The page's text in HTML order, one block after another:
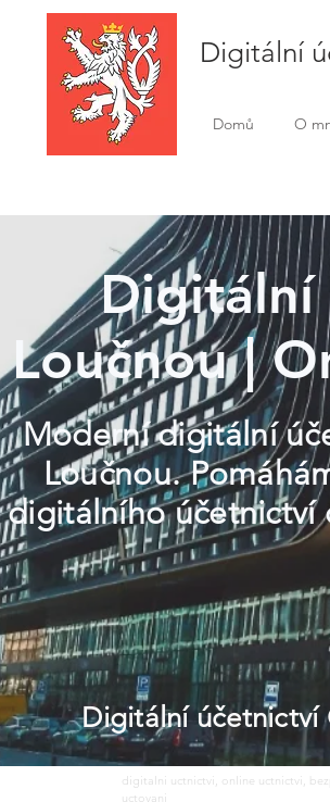
Digitální
Domů O
Digitální
Loučnou |
Moderní digitální
Loučnou.
digitálního účetnictví
Digitální
digitalni uctnictvi, online uctnictvi,
uctovani